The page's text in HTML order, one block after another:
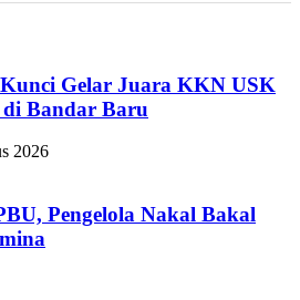
Gelar Juara KKN USK
Bandar Baru
2026
Pengelola Nakal Bakal